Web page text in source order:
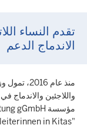
تقدم النساء
الاندماج الدعم
منذ عام
واللاجئين والاندماج